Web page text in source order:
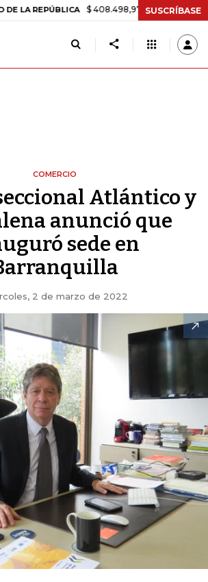
$ 408.498,97 +$ 8.753,81 +2,19%
SUSCRÍBASE
COMERCIO
Atlántico y
anunció que
sede en
2 de marzo de 2022